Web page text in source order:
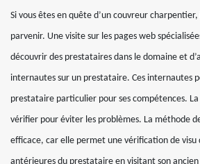
Si vous êtes en quête d’un couvreur charpentier,
parvenir. Une visite sur les pages web
découvrir des prestataires dans le domaine et
internautes sur un prestataire. Ces internautes
prestataire particulier pour ses compétences.
vérifier pour éviter les problèmes. La méthode
efficace, car elle permet une vérification de visu
antérieures du prestataire en visitant son